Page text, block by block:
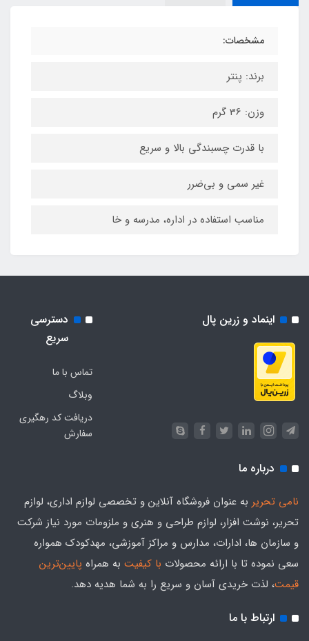
مشخصات:
برند: پنتر
وزن: 36 گرم
با قدرت چسبندگی بالا و سریع
غیر سمی و بی‌ضرر
مناسب استفاده در اداره، مدرسه و خا
اینماد و زرین پال
دسترسی
سریع
تماس با ما
وبلاگ
دریافت کد رهگیری
سفارش
درباره ما
نامی تحریر به عنوان فروشگاه آنلاین و تخصصی لوازم اداری، لوازم
تحریر، نوشت افزار، لوازم طراحی و هنری و ملزومات مورد نیاز شرکت
و سازمان ها، ادارات، مدارس و مراکز آموزشی، مهدکودک همواره
سعی نموده تا با ارائه محصولات با کیفیت به همراه پایین‌ترین
قیمت، لذت خریدی آسان و سریع را به شما هدیه‌ دهد.
ارتباط با ما